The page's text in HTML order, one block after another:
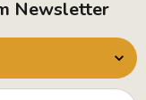
Newsletter